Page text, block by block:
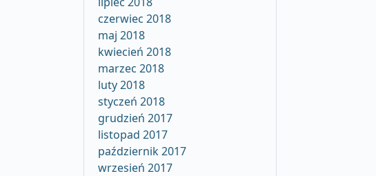
czerwiec 2018
maj 2018
kwiecień 2018
marzec 2018
luty 2018
styczeń 2018
grudzień 2017
listopad 2017
październik 2017
wrzesień 2017